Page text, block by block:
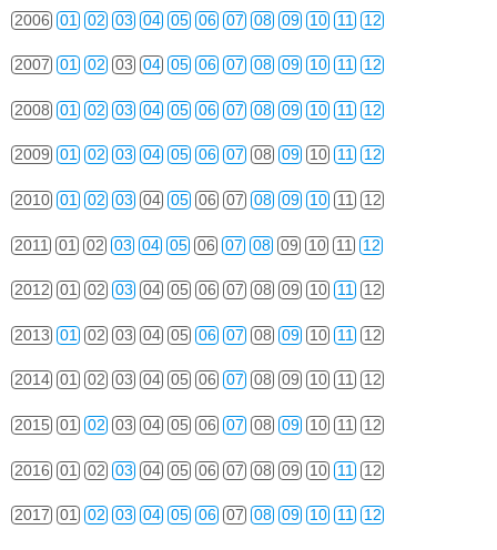
2006 01 02 03 04 05 06 07 08 09 10 11 12
2007 01 02 03 04 05 06 07 08 09 10 11 12
2008 01 02 03 04 05 06 07 08 09 10 11 12
2009 01 02 03 04 05 06 07 08 09 10 11 12
2010 01 02 03 04 05 06 07 08 09 10 11 12
2011 01 02 03 04 05 06 07 08 09 10 11 12
2012 01 02 03 04 05 06 07 08 09 10 11 12
2013 01 02 03 04 05 06 07 08 09 10 11 12
2014 01 02 03 04 05 06 07 08 09 10 11 12
2015 01 02 03 04 05 06 07 08 09 10 11 12
2016 01 02 03 04 05 06 07 08 09 10 11 12
2017 01 02 03 04 05 06 07 08 09 10 11 12